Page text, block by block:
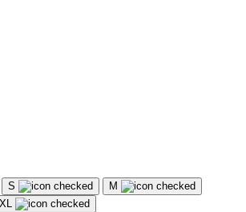
S
M
XL